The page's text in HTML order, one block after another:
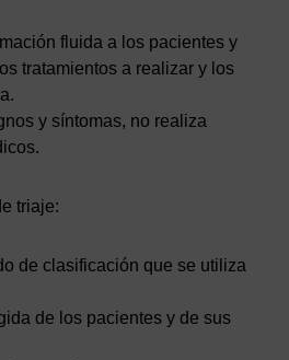
fluida a los pacientes y
tratamientos a realizar y los
y síntomas, no realiza
triaje:
de clasificación que se utiliza
de los pacientes y de sus